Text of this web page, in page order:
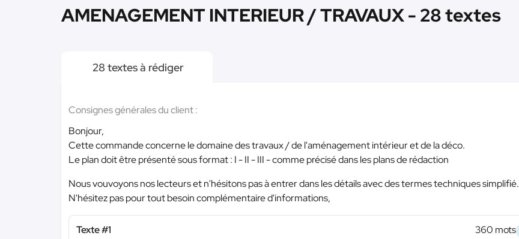
AMENAGEMENT INTERIEUR / TRAVAUX - 28 textes
28 textes à rédiger
Consignes générales du client :
Bonjour,
Cette commande concerne le domaine des travaux / de l'aménagement intérieur et de la déco.
Le plan doit être présenté sous format : I - II - III - comme précisé dans les plans de rédaction
Nous vouvoyons nos lecteurs et n'hésitons pas à entrer dans les détails avec des termes techniques simplifié.
N'hésitez pas pour tout besoin complémentaire d'informations,
Texte #1 360 mots